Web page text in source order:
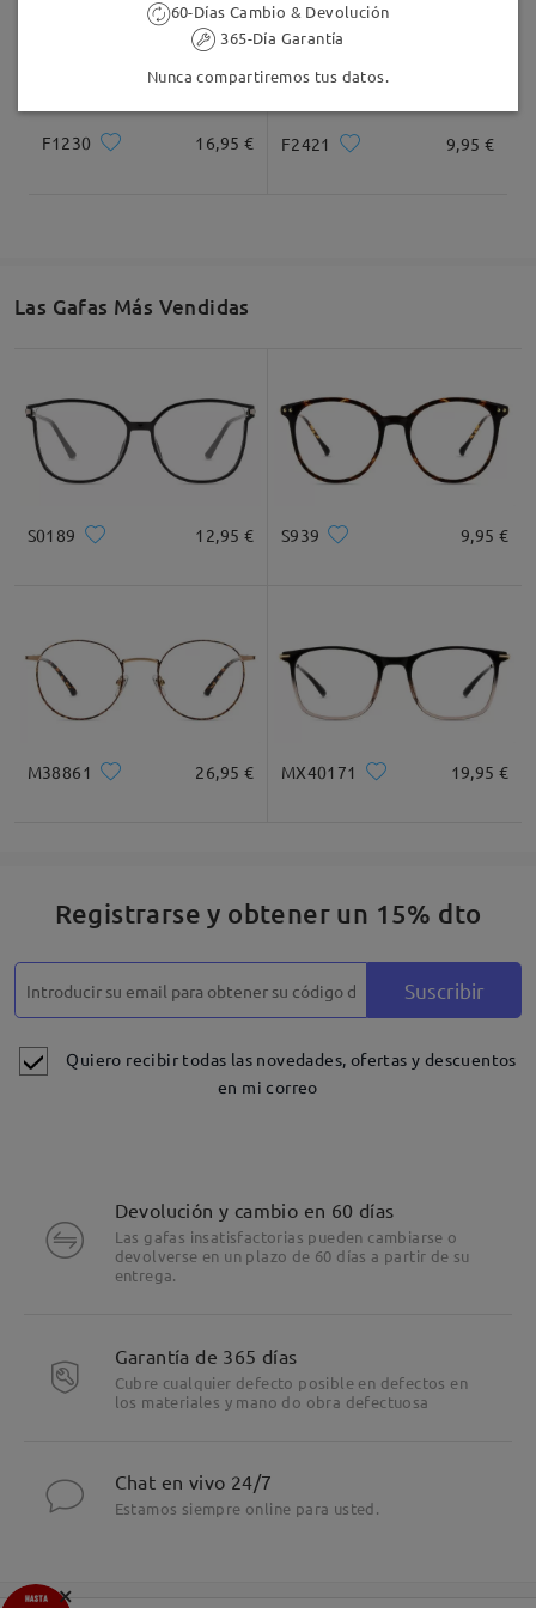
F1230 16,95 € F2421 9,95 €
Las Gafas Más Vendidas
S0189 12,95 € S939 9,95 €
M38861 26,95 € MX40171 19,95 €
Registrarse y obtener un 15% dto
Suscribir
Quiero recibir todas las novedades, ofertas y descuentos
en mi correo
Devolución y cambio en 60 días
Las gafas insatisfactorias pueden cambiarse o
devolverse en un plazo de 60 días a partir de su
entrega.
Garantía de 365 días
Cubre cualquier defecto posible en defectos en
los materiales y mano do obra defectuosa
Chat en vivo 24/7
Estamos siempre online para usted.
×
60-Días Cambio & Devolución
365-Día Garantía
Nunca compartiremos tus datos.